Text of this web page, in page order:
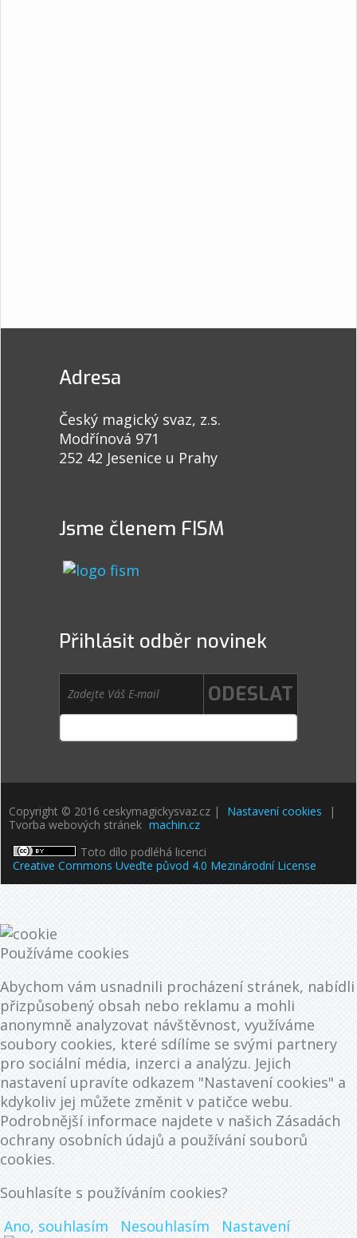
Adresa
Český magický svaz, z.s.
Modřínová 971
252 42 Jesenice u Prahy
Jsme členem FISM
Přihlásit odběr novinek
Copyright © 2016 ceskymagickysvaz.cz | Nastavení cookies
|
Tvorba webových stránek machin.cz
Toto dílo podléhá licenci
Creative Commons Uveďte původ 4.0 Mezinárodní License
Používáme cookies
Abychom vám usnadnili procházení stránek, nabídli
přizpůsobený obsah nebo reklamu a mohli
anonymně analyzovat návštěvnost, využíváme
soubory cookies, které sdílíme se svými partnery
pro sociální média, inzerci a analýzu. Jejich
nastavení upravíte odkazem "Nastavení cookies" a
kdykoliv jej můžete změnit v patičce webu.
Podrobnější informace najdete v našich Zásadách
ochrany osobních údajů a používání souborů
cookies.
Souhlasíte s používáním cookies?
Ano, souhlasím
Nesouhlasím
Nastavení